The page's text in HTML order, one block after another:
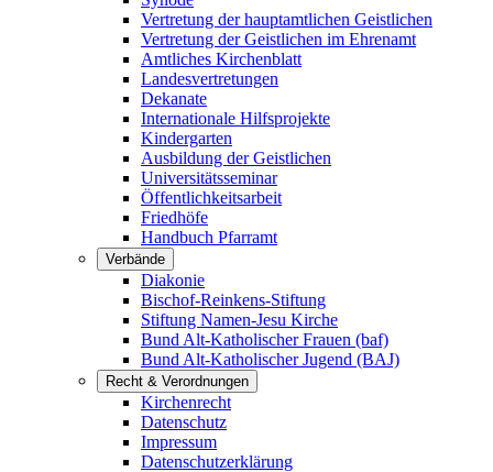
Vertretung der hauptamtlichen Geistlichen
Vertretung der Geistlichen im Ehrenamt
Amtliches Kirchenblatt
Landesvertretungen
Dekanate
Internationale Hilfsprojekte
Kindergarten
Ausbildung der Geistlichen
Universitätsseminar
Öffentlichkeitsarbeit
Friedhöfe
Handbuch Pfarramt
Verbände
Diakonie
Bischof-Reinkens-Stiftung
Stiftung Namen-Jesu Kirche
Bund Alt-Katholischer Frauen (baf)
Bund Alt-Katholischer Jugend (BAJ)
Recht & Verordnungen
Kirchenrecht
Datenschutz
Impressum
Datenschutzerklärung